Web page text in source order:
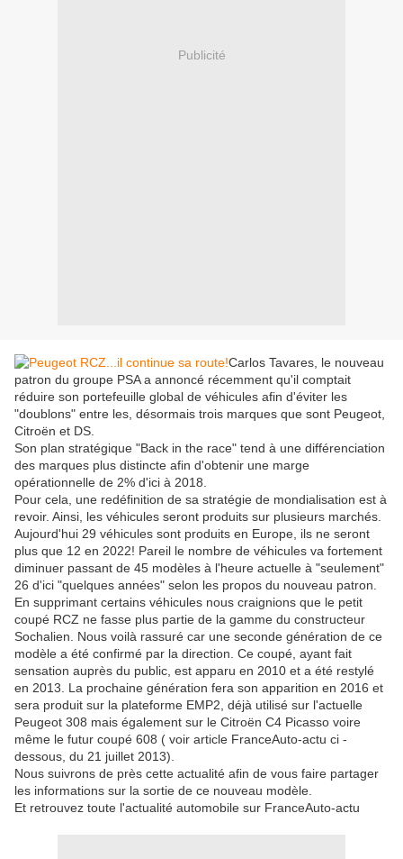
Publicité
Carlos Tavares, le nouveau
patron du groupe PSA a annoncé récemment qu'il comptait
réduire son portefeuille global de véhicules afin d'éviter les
"doublons" entre les, désormais trois marques que sont Peugeot,
Citroën et DS.
Son plan stratégique "Back in the race" tend à une différenciation
des marques plus distincte afin d'obtenir une marge
opérationnelle de 2% d'ici à 2018.
Pour cela, une redéfinition de sa stratégie de mondialisation est à
revoir. Ainsi, les véhicules seront produits sur plusieurs marchés.
Aujourd'hui 29 véhicules sont produits en Europe, ils ne seront
plus que 12 en 2022! Pareil le nombre de véhicules va fortement
diminuer passant de 45 modèles à l'heure actuelle à "seulement"
26 d'ici "quelques années" selon les propos du nouveau patron.
En supprimant certains véhicules nous craignions que le petit
coupé RCZ ne fasse plus partie de la gamme du constructeur
Sochalien. Nous voilà rassuré car une seconde génération de ce
modèle a été confirmé par la direction. Ce coupé, ayant fait
sensation auprès du public, est apparu en 2010 et a été restylé
en 2013. La prochaine génération fera son apparition en 2016 et
sera produit sur la plateforme EMP2, déjà utilisé sur l'actuelle
Peugeot 308 mais également sur le Citroën C4 Picasso voire
même le futur coupé 608 ( voir article FranceAuto-actu ci -
dessous, du 21 juillet 2013).
Nous suivrons de près cette actualité afin de vous faire partager
les informations sur la sortie de ce nouveau modèle.
Et retrouvez toute l'actualité automobile sur FranceAuto-actu